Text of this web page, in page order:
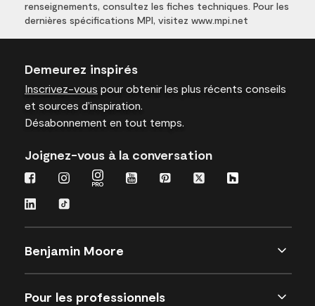
renseignements, consultez les fiches techniques. Pour les
dernières spécifications MPI, visitez www.mpi.net
Demeurez inspirés
Inscrivez-vous pour obtenir les plus récents conseils
et sources d’inspiration.
Désabonnement en tout temps.
Joignez-vous à la conversation
Benjamin Moore
Pour les professionnels